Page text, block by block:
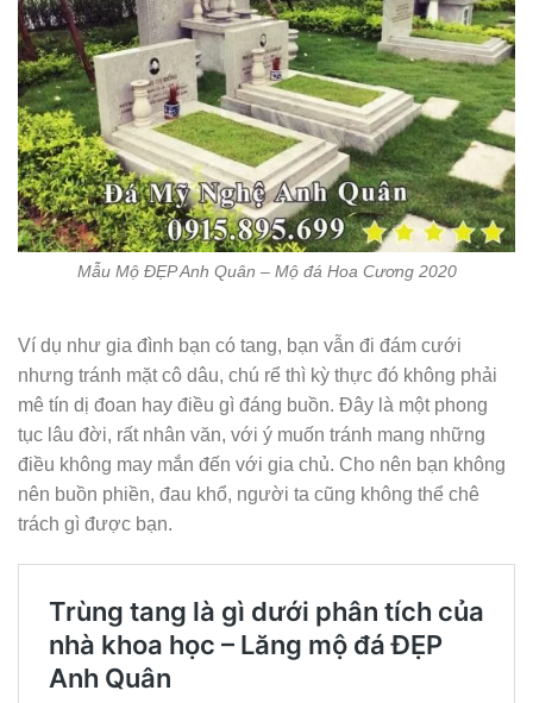
Mẫu Mộ ĐẸP Anh Quân – Mộ đá Hoa Cương 2020
Ví dụ như gia đình bạn có tang, bạn vẫn đi đám cưới
nhưng tránh mặt cô dâu, chú rể thì kỳ thực đó không phải
mê tín dị đoan hay điều gì đáng buồn. Đây là một phong
tục lâu đời, rất nhân văn, với ý muốn tránh mang những
điều không may mắn đến với gia chủ. Cho nên bạn không
nên buồn phiền, đau khổ, người ta cũng không thể chê
trách gì được bạn.